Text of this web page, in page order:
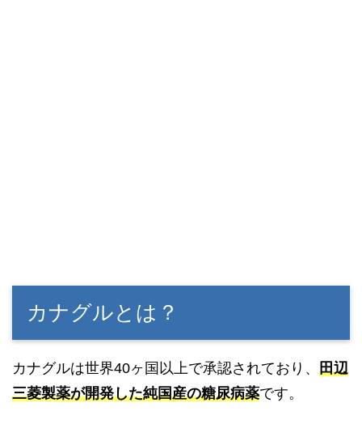
カナグルとは？
カナグルは世界40ヶ国以上で承認されており、 田辺
三菱製薬が開発した純国産の糖尿病薬です。